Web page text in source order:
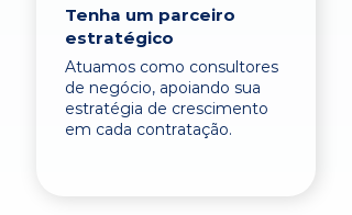
Tenha um parceiro
estratégico
Atuamos como consultores
de negócio, apoiando sua
estratégia de crescimento
em cada contratação.